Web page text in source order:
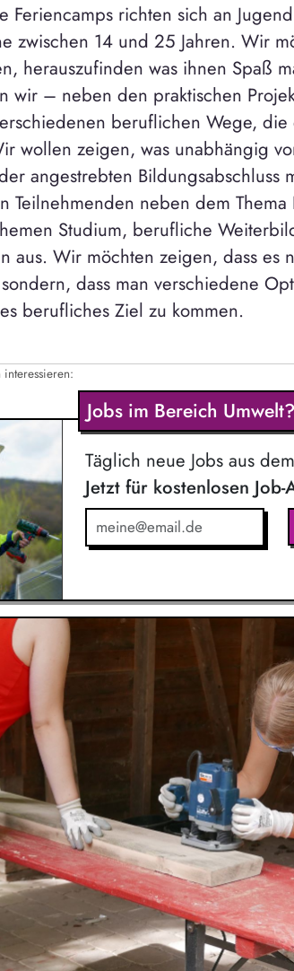
Feriencamps richten sich an
zwischen 14 und 25 Jahren. Wir
herauszufinden was ihnen Spaß
wir – neben den praktischen
beruflichen Wege,
wollen zeigen, was unabhängig
angestrebten Bildungsabschluss
Teilnehmenden neben dem
Studium, berufliche
aus. Wir möchten zeigen, dass es
dass man verschiedene
berufliches Ziel zu kommen.
Jobs im Bereich Umwelt?
Täglich neue Jobs aus
Jetzt für kostenlosen